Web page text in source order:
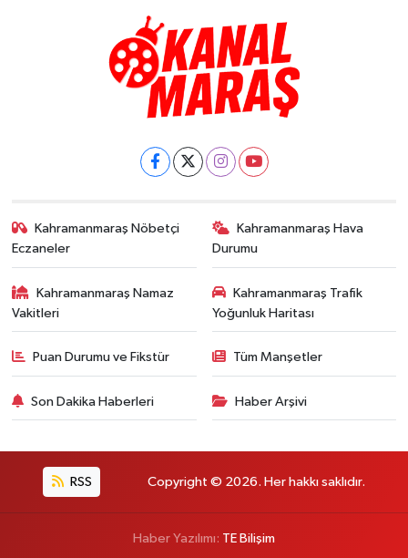
Kahramanmaraş Nöbetçi
Eczaneler
Kahramanmaraş Hava
Durumu
Kahramanmaraş Namaz
Vakitleri
Kahramanmaraş Trafik
Yoğunluk Haritası
Puan Durumu ve Fikstür Tüm Manşetler
Son Dakika Haberleri Haber Arşivi
RSS Copyright © 2026. Her hakkı saklıdır.
Haber Yazılımı: TE Bilişim